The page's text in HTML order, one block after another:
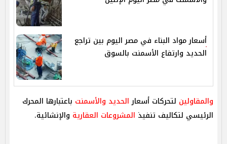
أسعار مواد البناء في مصر اليوم بين تراجع
الحديد وارتفاع الأسمنت بالسوق
والمقاولين لتحركات أسعارالحديد والأسمنت باعتبارها المحرك
الرئيسي لتكاليف تنفيذ المشروعات العقارية والإنشائية.